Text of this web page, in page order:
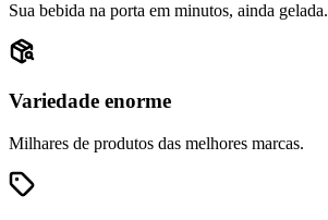
Sua bebida na porta em minutos, ainda gelada.
Variedade enorme
Milhares de produtos das melhores marcas.